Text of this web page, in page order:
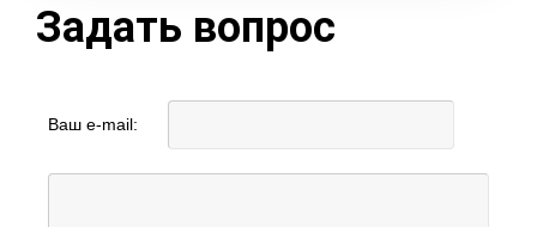
Задать вопрос
Ваш e-mail: